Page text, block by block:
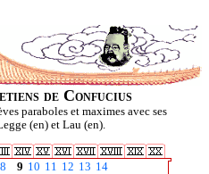
de Confucius
paraboles et maximes avec ses
(en) et Lau (en).
8 9 10 11 12 13 14